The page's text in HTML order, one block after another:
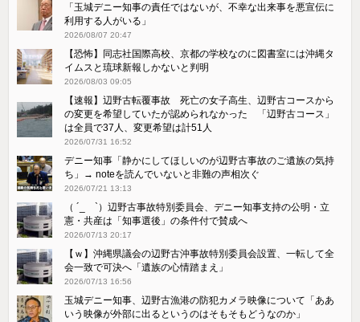
「玉城デニー知事の責任ではないが、不幸な出来事を悪宣伝に
利用する人がいる」
2026/08/07 20:47
【恐怖】同志社国際高校、京都の学校なのに図書室には沖縄タ
イムスと琉球新報しかないと判明
2026/08/03 09:05
【速報】辺野古転覆事故 死亡の女子高生、辺野古コースから
の変更を希望していたが認められなかった 「辺野古コース」
は全員で37人、変更希望は計51人
2026/07/31 16:52
デニー知事「静かにしてほしいのが辺野古事故のご遺族の気持
ち」→ noteを読んでいないと非難の声相次ぐ
2026/07/21 13:13
（ ´_ゝ`）辺野古事故特別委員会、デニー知事支持の公明・立
憲・共産は「知事選後」の条件付で賛成へ
2026/07/13 20:17
【ｗ】沖縄県議会の辺野古沖事故特別委員会設置、一転して全
会一致で可決へ「遺族の心情踏まえ」
2026/07/13 16:56
玉城デニー知事、辺野古漁港の防犯カメラ映像について「ああ
いう映像が外部に出るというのはそもそもどうなのか」